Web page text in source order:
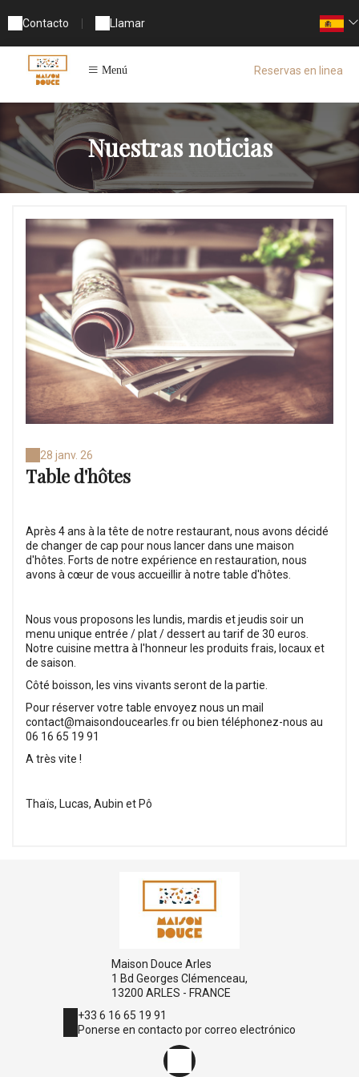
Contacto Llamar
Menú Reservas en linea
Nuestras noticias
28 janv. 26
Table d'hôtes
Après 4 ans à la tête de notre restaurant, nous avons décidé
de changer de cap pour nous lancer dans une maison
d'hôtes. Forts de notre expérience en restauration, nous
avons à cœur de vous accueillir à notre table d'hôtes.
Nous vous proposons les lundis, mardis et jeudis soir un
menu unique entrée / plat / dessert au tarif de 30 euros.
Notre cuisine mettra à l'honneur les produits frais, locaux et
de saison.
Côté boisson, les vins vivants seront de la partie.
Pour réserver votre table envoyez nous un mail
contact@maisondoucearles.fr ou bien téléphonez-nous au
06 16 65 19 91
A très vite !
Thaïs, Lucas, Aubin et Pô
Maison Douce Arles
1 Bd Georges Clémenceau,
13200 ARLES - FRANCE
+33 6 16 65 19 91
Ponerse en contacto por correo electrónico